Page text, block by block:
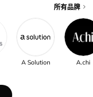
所有品牌
A Solution A.chi